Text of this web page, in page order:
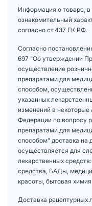
Информация о товаре,
ознакомительный
согласно ст.437 ГК РФ.
Согласно
697 "Об утверждении
осуществление
препаратами для
способом,
указанных
изменений в
Федерации по вопросу
препаратами для
способом" доставка на
осуществляется для
лекарственных
средства, БАДы,
красоты, бытовая
Доставка рецептурных